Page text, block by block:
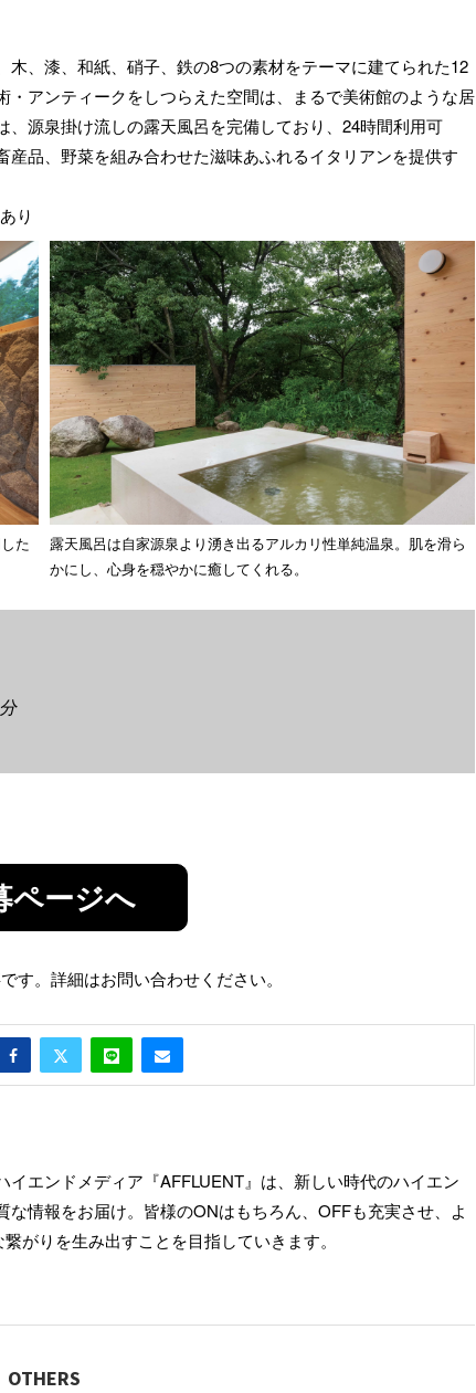
、漆、和紙、硝子、鉄の8つの素材をテーマに建てられた12
アンティークをしつらえた空間は、まるで美術館のような居
源泉掛け流しの露天風呂を完備しており、24時間利用可
品、野菜を組み合わせた滋味あふれるイタリアンを提供す
り
た
露天風呂は自家源泉より湧き出るアルカリ性単純温泉。肌を滑ら
かにし、心身を穏やかに癒してくれる。
ページへ
す。詳細はお問い合わせください。
イエンドメディア『AFFLUENT』は、新しい時代のハイエン
な情報をお届け。皆様のONはもちろん、OFFも充実させ、よ
がりを生み出すことを目指していきます。
OTHERS